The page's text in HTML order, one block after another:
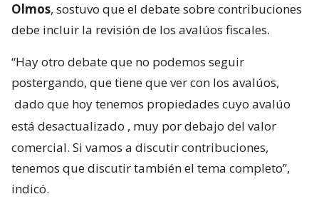
Olmos, sostuvo que el debate sobre contribuciones
debe incluir la revisión de los avalúos fiscales.
“Hay otro debate que no podemos seguir
postergando, que tiene que ver con los avalúos,
dado que hoy tenemos propiedades cuyo avalúo
está desactualizado , muy por debajo del valor
comercial. Si vamos a discutir contribuciones,
tenemos que discutir también el tema completo”,
indicó.